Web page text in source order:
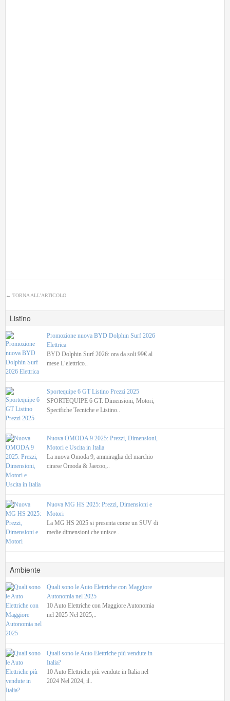
← TORNA ALL'ARTICOLO
Listino
Promozione nuova BYD Dolphin Surf 2026
Elettrica
BYD Dolphin Surf 2026: ora da soli 99€ al
mese L’elettrico..
Sportequipe 6 GT Listino Prezzi 2025
SPORTEQUIPE 6 GT: Dimensioni, Motori,
Specifiche Tecniche e Listino..
Nuova OMODA 9 2025: Prezzi, Dimensioni,
Motori e Uscita in Italia
La nuova Omoda 9, ammiraglia del marchio
cinese Omoda & Jaecoo,..
Nuova MG HS 2025: Prezzi, Dimensioni e
Motori
La MG HS 2025 si presenta come un SUV di
medie dimensioni che unisce..
Ambiente
Quali sono le Auto Elettriche con Maggiore
Autonomia nel 2025
10 Auto Elettriche con Maggiore Autonomia
nel 2025 Nel 2025,..
Quali sono le Auto Elettriche più vendute in
Italia?
10 Auto Elettriche più vendute in Italia nel
2024 Nel 2024, il..